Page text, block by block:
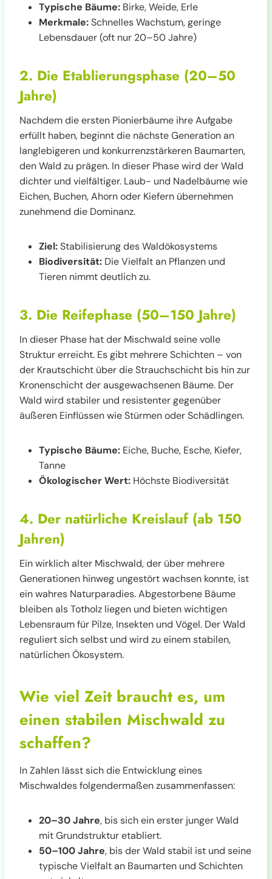
Typische Bäume: Birke, Weide, Erle
Merkmale:Schnelles Wachstum, geringe
Lebensdauer (oft nur 20–50 Jahre)
2. Die Etablierungsphase (20–50
Jahre)
Nachdem die ersten Pionierbäume ihre Aufgabe
erfüllt haben, beginnt die nächste Generation an
langlebigeren und konkurrenzstärkeren Baumarten,
den Wald zu prägen. In dieser Phase wird der Wald
dichter und vielfältiger. Laub- und Nadelbäume wie
Eichen, Buchen, Ahorn oder Kiefern übernehmen
zunehmend die Dominanz.
Ziel:Stabilisierung des Waldökosystems
Biodiversität: Die Vielfalt an Pflanzen und
Tieren nimmt deutlich zu.
3. Die Reifephase (50–150 Jahre)
In dieser Phase hat der Mischwald seine volle
Struktur erreicht. Es gibt mehrere Schichten – von
der Krautschicht über die Strauchschicht bis hin zur
Kronenschicht der ausgewachsenen Bäume. Der
Wald wird stabiler und resistenter gegenüber
äußeren Einflüssen wie Stürmen oder Schädlingen.
Typische Bäume: Eiche, Buche, Esche, Kiefer,
Tanne
Ökologischer Wert: Höchste Biodiversität
4. Der natürliche Kreislauf (ab 150
Jahren)
Ein wirklich alter Mischwald, der über mehrere
Generationen hinweg ungestört wachsen konnte, ist
ein wahres Naturparadies. Abgestorbene Bäume
bleiben als Totholz liegen und bieten wichtigen
Lebensraum für Pilze, Insekten und Vögel. Der Wald
reguliert sich selbst und wird zu einem stabilen,
natürlichen Ökosystem.
Wie viel Zeit braucht es, um
einen stabilen Mischwald zu
schaffen?
In Zahlen lässt sich die Entwicklung eines
Mischwaldes folgendermaßen zusammenfassen:
20–30 Jahre, bis sich ein erster junger Wald
mit Grundstruktur etabliert.
50–100 Jahre, bis der Wald stabil ist und seine
typische Vielfalt an Baumarten und Schichten